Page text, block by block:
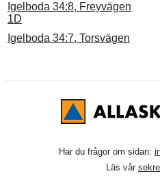
Igelboda 34:8, Freyvägen
1D
Igelboda 34:7, Torsvägen
Har du frågor om sidan:
Läs vår